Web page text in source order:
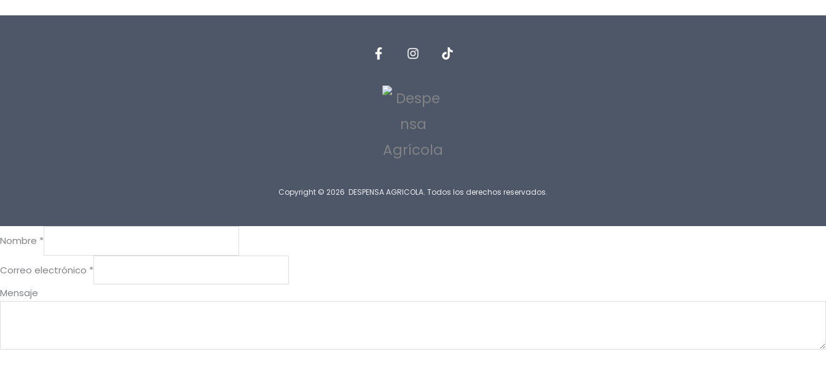
Copyright © 2026 DESPENSA AGRICOLA. Todos los derechos reservados.
Nombre *
electrónico
Correo electrónico *
Mensaje